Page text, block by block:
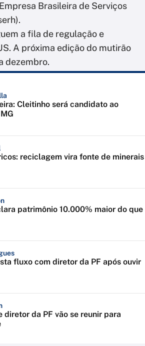
Brasileira de Serviços
a fila de regulação e
A próxima edição do mutirão
dezembro.
Cleitinho será candidato ao
reciclagem vira fonte de minerais
patrimônio 10.000% maior do que
fluxo com diretor da PF após ouvir
diretor da PF vão se reunir para